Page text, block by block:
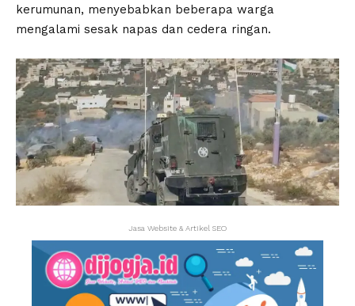
kerumunan, menyebabkan beberapa warga
mengalami sesak napas dan cedera ringan.
Jasa Website & Artikel SEO